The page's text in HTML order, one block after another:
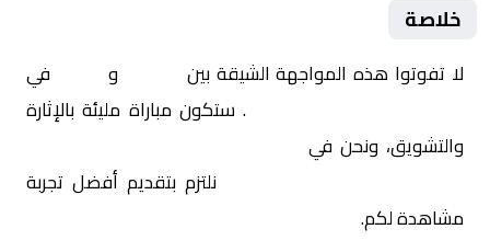
خلاصة
لا تفوتوا هذه المواجهة الشيقة بين و
في
. ستكون مباراة مليئة بالإثارة
والتشويق، ونحن في
نلتزم بتقديم أفضل تجربة
مشاهدة لكم.